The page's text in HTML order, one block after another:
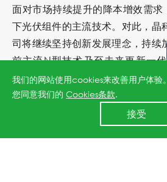
面对市场持续提升的降本增效需求
下光伏组件的主流技术。对此，晶
司将继续坚持创新发展理念，持续
前主流N型技术乃至未来更新一
维，推陈出新，持续推动产业升级
我们的网站使用cookies来改善用户体验
您同意我们的 Cookies条款.
接受